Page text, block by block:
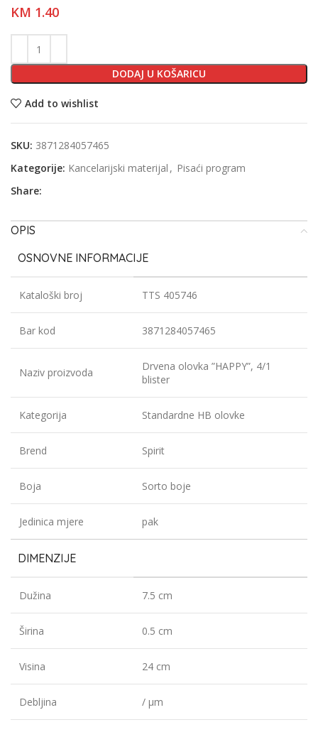
KM 1.40
DODAJ U KOŠARICU
Add to wishlist
SKU: 3871284057465
Kategorije: Kancelarijski materijal , Pisaći program
Share:
OPIS
OSNOVNE INFORMACIJE
Kataloški broj TTS 405746
Bar kod 3871284057465
Naziv proizvoda
Drvena olovka ”HAPPY”, 4/1
blister
Kategorija Standardne HB olovke
Brend Spirit
Boja Sorto boje
Jedinica mjere pak
DIMENZIJE
Dužina 7.5 cm
Širina 0.5 cm
Visina 24 cm
Debljina / µm